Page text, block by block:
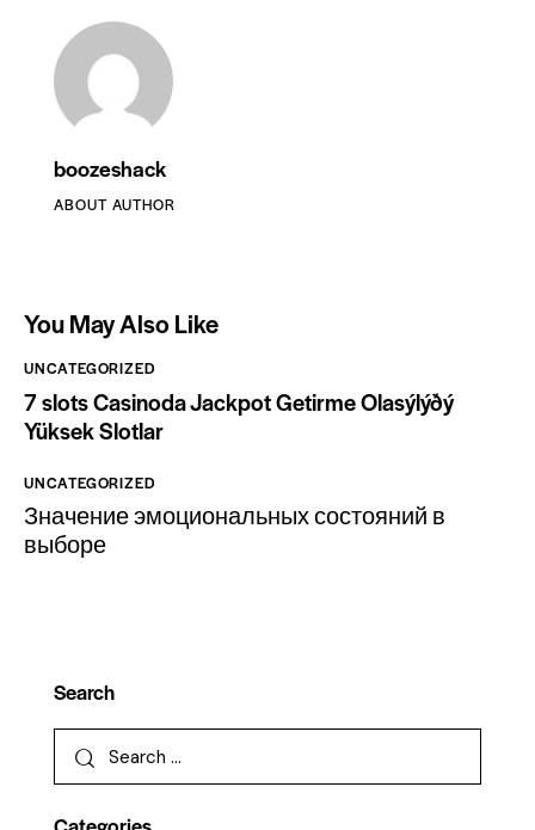
boozeshack
ABOUT AUTHOR
You May Also Like
UNCATEGORIZED
7 slots Casinoda Jackpot Getirme Olasýlýðý
Yüksek Slotlar
UNCATEGORIZED
Значение эмоциональных состояний в
выборе
Search